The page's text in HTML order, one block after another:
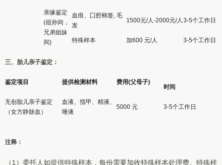
亲缘鉴定
(祖孙间，
兄弟姐妹
间)
血痕、囗腔棉签, 毛
发
1500元/人-2000元/人 3-5个工作日
特殊样本 加600 元/人 3-5个工作日
三、胎儿亲子鉴定：
鉴定项目 提供检测材料 费用(父母子)
时间
无创胎儿亲子鉴定
（女方静脉血）
血液、指甲、精液、
唾液
5000 元 3-5个工作日
注释：
（1）委托人如提供特殊样本，每份需要加收特殊样本处理费。特殊样